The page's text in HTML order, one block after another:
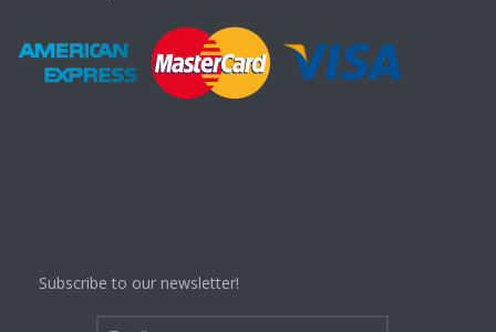
Subscribe to our newsletter!